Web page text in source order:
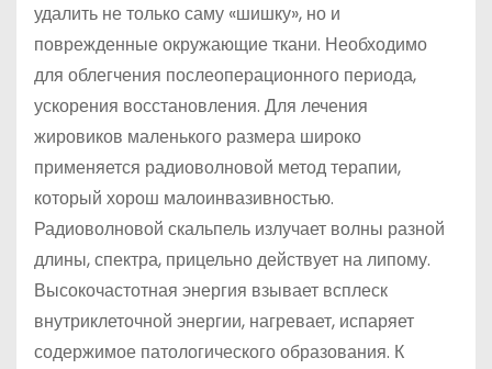
удалить не только саму «шишку», но и
поврежденные окружающие ткани. Необходимо
для облегчения послеоперационного периода,
ускорения восстановления. Для лечения
жировиков маленького размера широко
применяется радиоволновой метод терапии,
который хорош малоинвазивностью.
Радиоволновой скальпель излучает волны разной
длины, спектра, прицельно действует на липому.
Высокочастотная энергия взывает всплеск
внутриклеточной энергии, нагревает, испаряет
содержимое патологического образования. К